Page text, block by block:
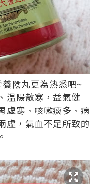
陰丸更為熟悉吧~
温陽散寒，益氣健
虛寒、咳嗽痰多、病
虛，氣血不足所致的